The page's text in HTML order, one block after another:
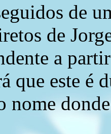
de
de
a
que este é
nome